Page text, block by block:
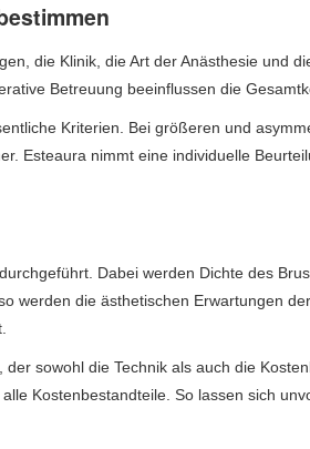
die Klinik, die Art der Anästhesie und
Betreuung beeinflussen die
Kriterien. Bei größeren und
Esteaura nimmt eine individuelle
Dabei werden Dichte des
werden die ästhetischen Erwartungen
sowohl die Technik als auch die
Kostenbestandteile. So lassen sich